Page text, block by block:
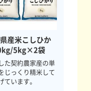
産米こしひか
5kg×2袋
た契約農家産の単
じっくり精米して
ています。